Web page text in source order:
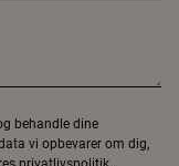
behandle dine
vi opbevarer om dig,